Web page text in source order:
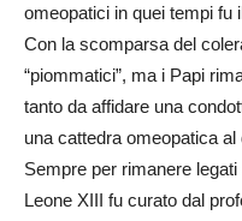
omeopatici in quei tempi fu
Con la scomparsa del
“piommatici”, ma i Papi
tanto da affidare una
una cattedra omeopatica
Sempre per rimanere
Leone XIII fu curato dal